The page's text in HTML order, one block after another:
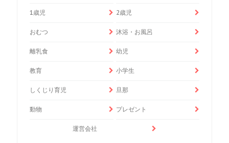
1歳児 2歳児
おむつ 沐浴・お風呂
離乳食 幼児
教育 小学生
しくじり育児 旦那
動物 プレゼント
運営会社